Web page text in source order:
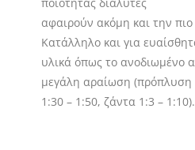
αφαιρούν ακόμη και την
Κατάλληλο και για
υλικά όπως το ανοδιωμένο
μεγάλη αραίωση (πρόπλυση
1:30 – 1:50, ζάντα 1:3 – 1:10).